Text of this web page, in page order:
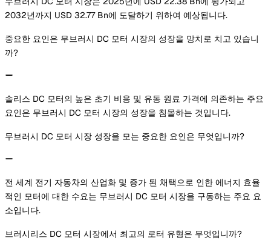
2032년까지 USD 32.77 Bn에 도달하기 위하여 예상됩니다.
중요한 요인은 무브러시 DC 모터 시장의 성장을 망치로 치고 있습니
까?
솔리스 DC 모터의 높은 초기 비용 및 유동 원료 가격에 의존하는 주요
요인은 무브러시 DC 모터 시장의 성장을 침몰하는 것입니다.
무브러시 DC 모터 시장 성장을 모는 중요한 요인은 무엇입니까?
전 세계 전기 자동차의 산업화 및 증가 된 채택으로 인한 에너지 효율
적인 모터에 대한 수요는 무브러시 DC 모터 시장을 구동하는 주요 요
소입니다.
브러시리스 DC 모터 시장에서 최고의 로터 유형은 무엇입니까?